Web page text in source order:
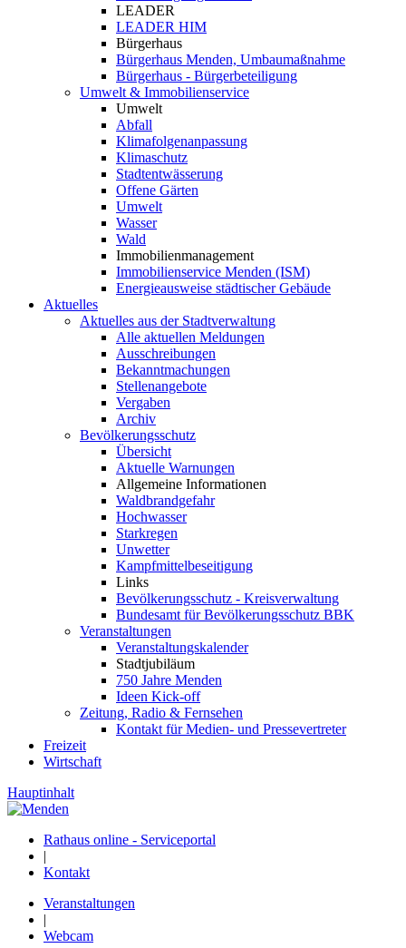
LEADER
LEADER HIM
Bürgerhaus
Bürgerhaus Menden, Umbaumaßnahme
Bürgerhaus - Bürgerbeteiligung
Umwelt & Immobilienservice
Umwelt
Abfall
Klimafolgenanpassung
Klimaschutz
Stadtentwässerung
Offene Gärten
Umwelt
Wasser
Wald
Immobilienmanagement
Immobilienservice Menden (ISM)
Energieausweise städtischer Gebäude
Aktuelles
Aktuelles aus der Stadtverwaltung
Alle aktuellen Meldungen
Ausschreibungen
Bekanntmachungen
Stellenangebote
Vergaben
Archiv
Bevölkerungsschutz
Übersicht
Aktuelle Warnungen
Allgemeine Informationen
Waldbrandgefahr
Hochwasser
Starkregen
Unwetter
Kampfmittelbeseitigung
Links
Bevölkerungsschutz - Kreisverwaltung
Bundesamt für Bevölkerungsschutz BBK
Veranstaltungen
Veranstaltungskalender
Stadtjubiläum
750 Jahre Menden
Ideen Kick-off
Zeitung, Radio & Fernsehen
Kontakt für Medien- und Pressevertreter
Freizeit
Wirtschaft
Hauptinhalt
Rathaus online - Serviceportal
|
Kontakt
Veranstaltungen
|
Webcam